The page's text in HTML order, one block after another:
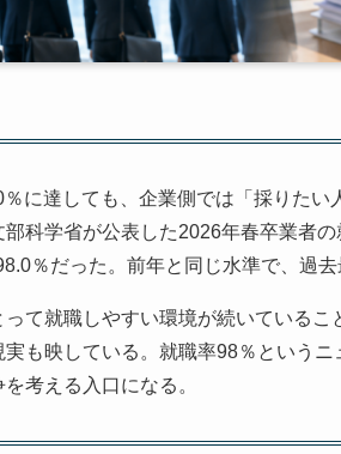
に達しても、企業側では「採りた
科学省が公表した2026年春卒業者
％だった。前年と同じ水準で、過
て就職しやすい環境が続いている
実も映している。就職率98％という
考える入口になる。